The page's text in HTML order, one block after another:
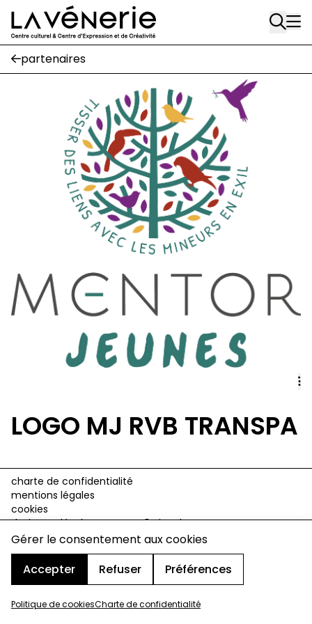
Gérer le consentement aux cookies
Accepter
Refuser Préférences
Politique de cookiesCharte de confidentialité
Aller au contenu principal
Rue Gratès, 3
1170 Watermael-Boitsfort
02 663 85 50
Place Gilson, 3
1170 Watermael-Boitsfort
02 663 85 50
suivez-nous
Journal Vénerie- version papier
A A
partenaires
LOGO MJ RVB TRANSPA
charte de confidentialité
mentions légales
cookies
design & développement :© signelazer.com